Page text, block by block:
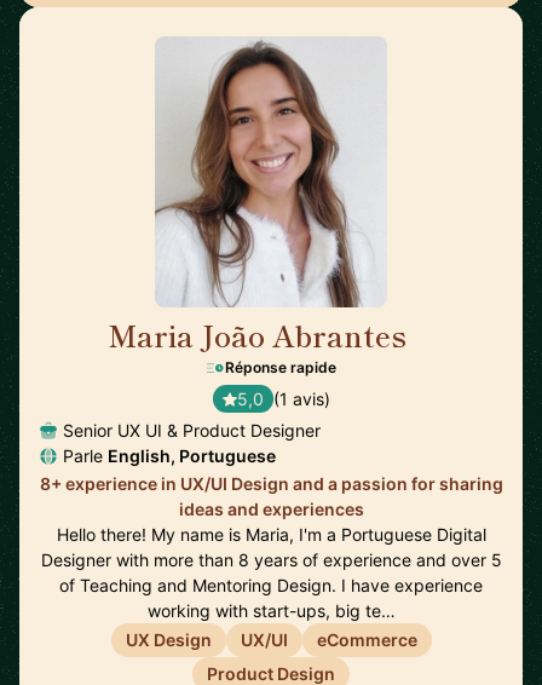
Maria João Abrantes
Réponse rapide
5,0 (1 avis)
Senior UX UI & Product Designer
Parle English, Portuguese
8+ experience in UX/UI Design and a passion for sharing
ideas and experiences
Hello there! My name is Maria, I'm a Portuguese Digital
Designer with more than 8 years of experience and over 5
of Teaching and Mentoring Design. I have experience
working with start-ups, big te…
UX Design
UX/UI
eCommerce
Product Design